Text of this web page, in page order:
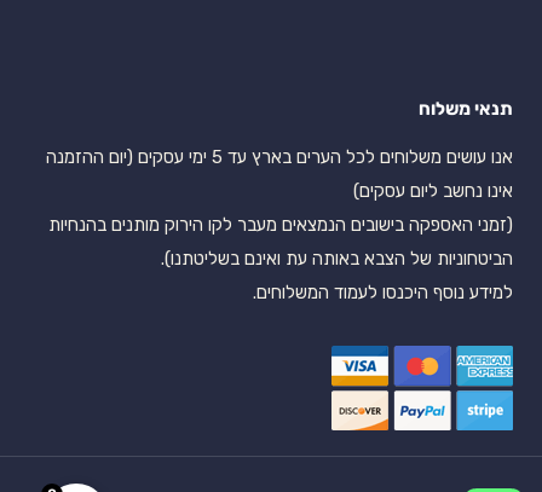
תנאי משלוח
אנו עושים משלוחים לכל הערים בארץ עד 5 ימי עסקים (יום ההזמנה
אינו נחשב ליום עסקים)
(זמני האספקה בישובים הנמצאים מעבר לקו הירוק מותנים בהנחיות
הביטחוניות של הצבא באותה עת ואינם בשליטתנו).
למידע נוסף היכנסו לעמוד המשלוחים.